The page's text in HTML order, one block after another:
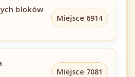
bloków
Miejsce 6914
Miejsce 7081